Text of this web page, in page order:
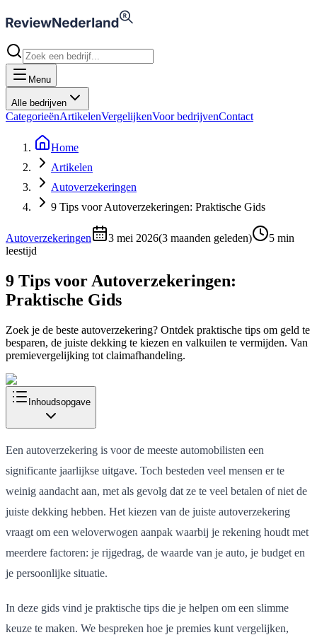
Menu
Alle bedrijven
CategorieënArtikelenVergelijkenVoor bedrijvenContact
Home
Artikelen
Autoverzekeringen
9 Tips voor Autoverzekeringen: Praktische Gids
Autoverzekeringen 3 mei 2026(3 maanden geleden) 5 min
leestijd
9 Tips voor Autoverzekeringen:
Praktische Gids
Zoek je de beste autoverzekering? Ontdek praktische tips om geld te
besparen, de juiste dekking te kiezen en valkuilen te vermijden. Van
premievergelijking tot claimafhandeling.
Inhoudsopgave
Een autoverzekering is voor de meeste automobilisten een
significante jaarlijkse uitgave. Toch besteden veel mensen er te
weinig aandacht aan, met als gevolg dat ze te veel betalen of niet de
juiste dekking hebben. Het kiezen van de juiste autoverzekering
vraagt om een weloverwogen aanpak waarbij je rekening houdt met
meerdere factoren: je rijgedrag, de waarde van je auto, je budget en
je persoonlijke situatie.
In deze gids vind je praktische tips die je helpen om een slimme
keuze te maken. We bespreken hoe je premies kunt vergelijken,